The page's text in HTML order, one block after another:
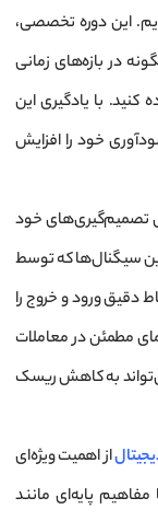
این دوره تخصصی،
در بازه‌های زمانی
کنید. با یادگیری این
خود را افزایش
تصمیم‌گیری‌های خود
این سیگنال‌ها که توسط
دقیق ورود و خروج را
مطمئن در معاملات
به کاهش ریسک
از اهمیت ویژه‌ای
مفاهیم پایه‌ای مانند